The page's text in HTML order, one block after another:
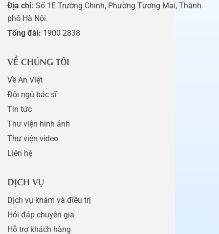
Địa chỉ: Số 1E Trường Chinh, Phường Tương Mai, Thành
phố Hà Nội.
Tổng đài: 1900 2838
VỀ CHÚNG TÔI
Về An Việt
Đội ngũ bác sĩ
Tin tức
Thư viện hình ảnh
Thư viện video
Liên hệ
DỊCH VỤ
Dịch vụ khám và điều trị
Hỏi đáp chuyên gia
Hỗ trợ khách hàng